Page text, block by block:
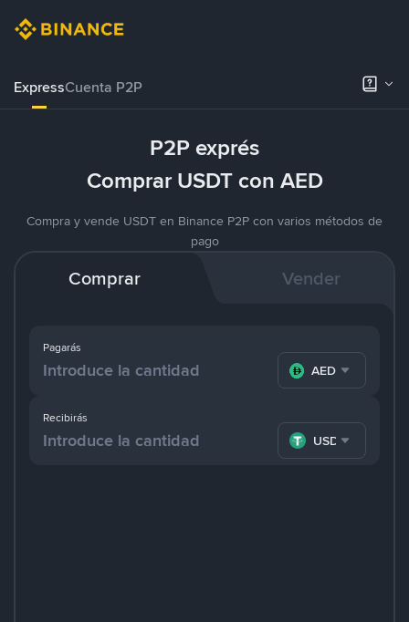
ExpressCuenta P2P
P2P exprés
Comprar USDT con AED
Compra y vende USDT en Binance P2P con varios métodos de
pago
Comprar Vender
Pagarás
AED
Recibirás
USDT